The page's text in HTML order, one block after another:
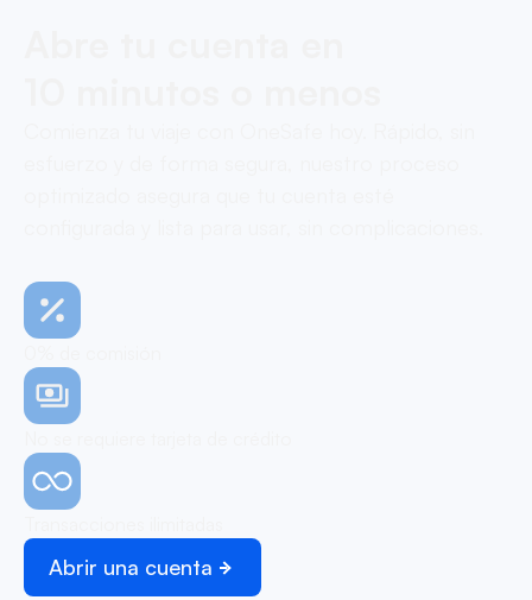
Abrir una cuenta